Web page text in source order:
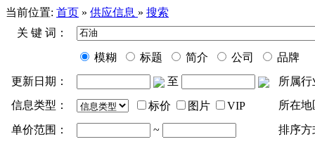
当前位置: 首页 » 供应信息 » 搜索
关 键 词：
模糊 标题 简介 公司
品牌
更新日期：
至
所属行
信息类型：
标价 图片 VIP 所在地
单价范围： ~ 排序方